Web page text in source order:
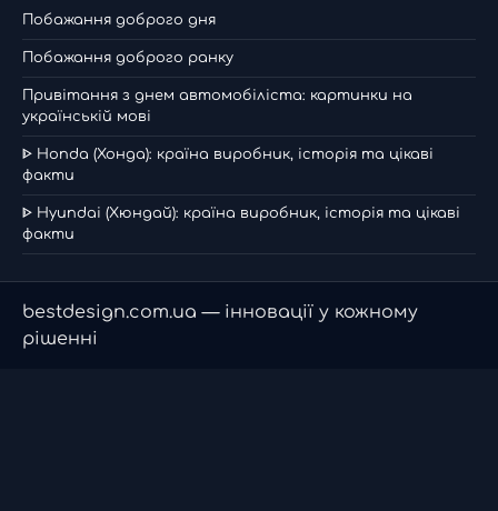
Побажання доброго дня
Побажання доброго ранку
Привітання з днем автомобіліста: картинки на
українській мові
ᐈ Honda (Хонда): країна виробник, історія та цікаві
факти
ᐈ Hyundai (Хюндай): країна виробник, історія та цікаві
факти
bestdesign.com.ua — інновації у кожному
рішенні